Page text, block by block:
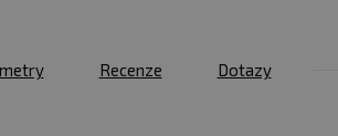
Recenze Dotazy